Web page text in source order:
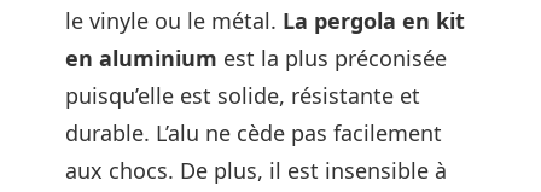
le vinyle ou le métal. La pergola en kit
en aluminium est la plus préconisée
puisqu’elle est solide, résistante et
durable. L’alu ne cède pas facilement
aux chocs. De plus, il est insensible à